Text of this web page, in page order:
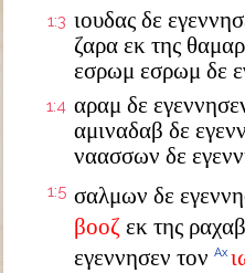
1:3 ιουδας δε
ζαρα εκ της
εσρωμ εσρωμ δε
1:4 αραμ δε
αμιναδαβ δε
ναασσων δε
1:5 σαλμων δε
βοοζ εκ της ραχαβ
εγεννησεν τον Ax